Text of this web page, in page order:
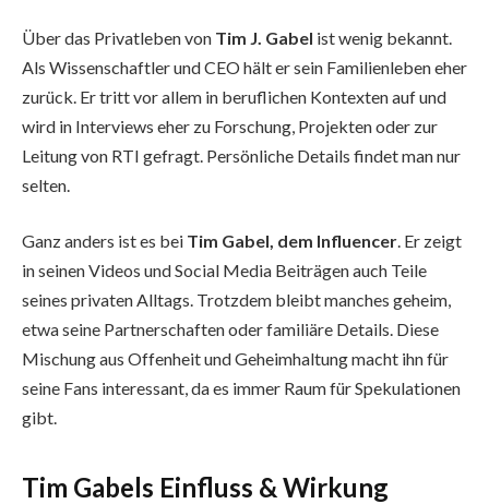
Über das Privatleben von Tim J. Gabel ist wenig bekannt.
Als Wissenschaftler und CEO hält er sein Familienleben eher
zurück. Er tritt vor allem in beruflichen Kontexten auf und
wird in Interviews eher zu Forschung, Projekten oder zur
Leitung von RTI gefragt. Persönliche Details findet man nur
selten.
Ganz anders ist es bei Tim Gabel, dem Influencer. Er zeigt
in seinen Videos und Social Media Beiträgen auch Teile
seines privaten Alltags. Trotzdem bleibt manches geheim,
etwa seine Partnerschaften oder familiäre Details. Diese
Mischung aus Offenheit und Geheimhaltung macht ihn für
seine Fans interessant, da es immer Raum für Spekulationen
gibt.
Tim Gabels Einfluss & Wirkung